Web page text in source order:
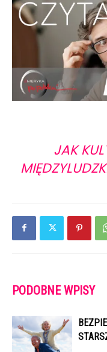
JAK
PODOBNE WPISY